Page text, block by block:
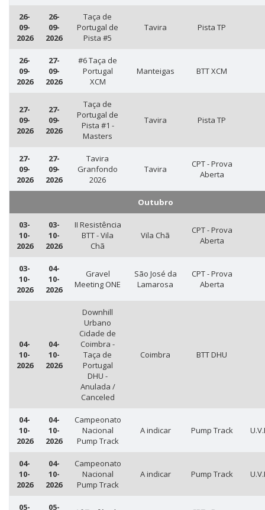
26-
09-
2026
26-
09-
2026
Taça de
Portugal de
Pista #5
Tavira Pista TP
26-
09-
2026
27-
09-
2026
#6 Taça de
Portugal
XCM
Manteigas BTT XCM
27-
09-
2026
27-
09-
2026
Taça de
Portugal de
Pista #1 -
Masters
Tavira Pista TP
27-
09-
2026
27-
09-
2026
Tavira
Granfondo
2026
Tavira
CPT - Prova
Aberta
Outubro
03-
10-
2026
03-
10-
2026
II Resistência
BTT - Vila
Chã
Vila Chã
CPT - Prova
Aberta
03-
10-
2026
04-
10-
2026
Gravel
Meeting ONE
São José da
Lamarosa
CPT - Prova
Aberta
04-
10-
2026
04-
10-
2026
Downhill
Urbano
Cidade de
Coimbra -
Taça de
Portugal
DHU -
Anulada /
Canceled
Coimbra BTT DHU
04-
10-
2026
04-
10-
2026
Campeonato
Nacional
Pump Track
A indicar Pump Track
04-
10-
2026
04-
10-
2026
Campeonato
Nacional
Pump Track
A indicar Pump Track
05-
05-